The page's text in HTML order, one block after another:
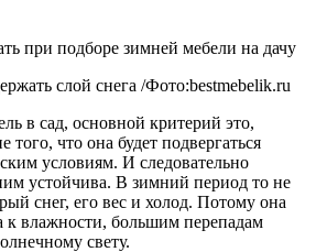
слой снега /Фото:bestmebelik.ru
в сад, основной критерий это,
что она будет подвергаться
условиям. И следовательно
устойчива. В зимний период то не
снег, его вес и холод. Потому она
к влажности, большим перепадам
свету.